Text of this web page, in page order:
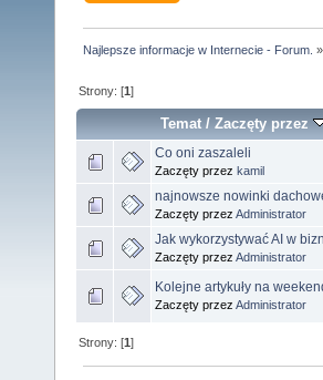
Najlepsze informacje w Internecie - Forum. »
Strony: [1]
Temat/Zaczęty przez
Co oni zaszaleli
Zaczęty przez kamil
najnowsze nowinki
Zaczęty przez Administrator
Jak wykorzystywać AI w
Zaczęty przez Administrator
Kolejne artykuły na
Zaczęty przez Administrator
Strony: [1]